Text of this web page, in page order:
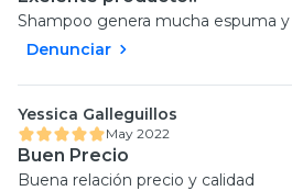
Shampoo genera mucha espuma
Denunciar
Yessica Galleguillos
May 2022
Buen Precio
Buena relación precio y calidad